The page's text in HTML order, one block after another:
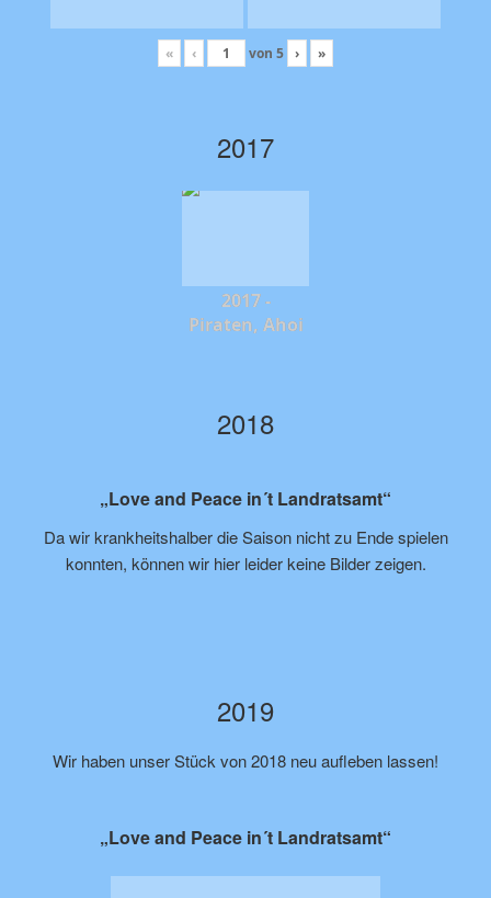
« ‹ von 5 › »
2017
2017 -
Piraten, Ahoi
2018
„Love and Peace in´t Landratsamt“
Da wir krankheitshalber die Saison nicht zu Ende spielen
konnten, können wir hier leider keine Bilder zeigen.
2019
Wir haben unser Stück von 2018 neu aufleben lassen!
„Love and Peace in´t Landratsamt“